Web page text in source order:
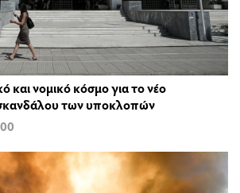
και νομικό κόσμο για το νέο
των υποκλοπών